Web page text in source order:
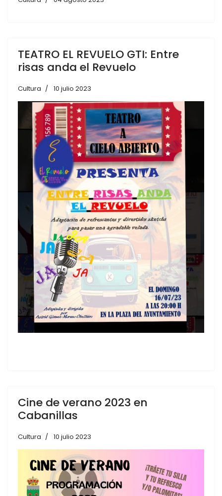
TEATRO EL REVUELO GTI: Entre
risas anda el Revuelo
Cultura 10 julio 2023
Cine de verano 2023 en
Cabanillas
Cultura 10 julio 2023